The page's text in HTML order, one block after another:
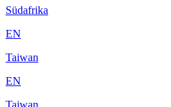
Südafrika
EN
Taiwan
EN
Taiwan